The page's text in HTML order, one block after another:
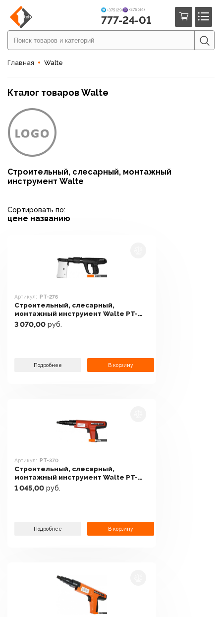
+375 (29) +375 (44)
777-24-01
Главная Walte
Кталог товаров Walte
Строительный, слесарный, монтажный
инструмент Walte
Сортировать по:
цене названию
Артикул: PT-276
Строительный, слесарный,
монтажный инструмент Walte PT-
276
3 070,00 руб.
Подробнее В корзину
Артикул: PT-370
Строительный, слесарный,
монтажный инструмент Walte PT-
370
1 045,00 руб.
Подробнее В корзину